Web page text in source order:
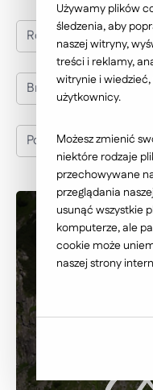
Rozwiązania IT
Branża
Polskie Koleje Linowe
Używamy plików
śledzenia, aby
naszej witryny,
treści i reklamy,
witrynie i
użytkownicy.
Możesz zmienić
niektóre rodzaje
przechowywane
przeglądania
usunąć wszystkie
komputerze, ale
cookie może
naszej strony